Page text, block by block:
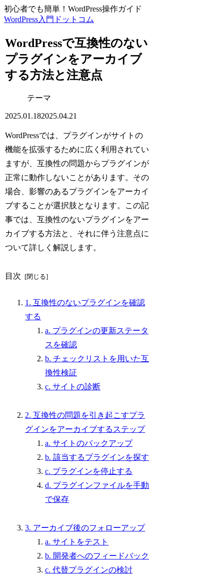
初心者でも簡単！WordPress操作ガイド
WordPress入門ドットコム
WordPressで互換性のない
プラグインをアーカイブ
する方法と注意点
テーマ
2025.01.182025.04.21
WordPressでは、プラグインがサイトの
機能を拡張するために広く利用されてい
ますが、互換性の問題からプラグインが
正常に動作しないことがあります。その
場合、影響のあるプラグインをアーカイ
ブすることが選択肢となります。この記
事では、互換性のないプラグインをアー
カイブする方法と、それに伴う注意点に
ついて詳しく解説します。
目次
1. 互換性のないプラグインを確認
する
a. プラグインの更新ステータ
スを確認
b. チェックリストを用いた互
換性検証
c. サイトの診断
2. 互換性の問題を引き起こすプラ
グインをアーカイブするステップ
a. サイトのバックアップ
b. 該当するプラグインを探す
c. プラグインを停止する
d. プラグインファイルを手動
で保存
3. アーカイブ後のフォローアップ
a. サイトをテスト
b. 開発者へのフィードバック
c. 代替プラグインの検討